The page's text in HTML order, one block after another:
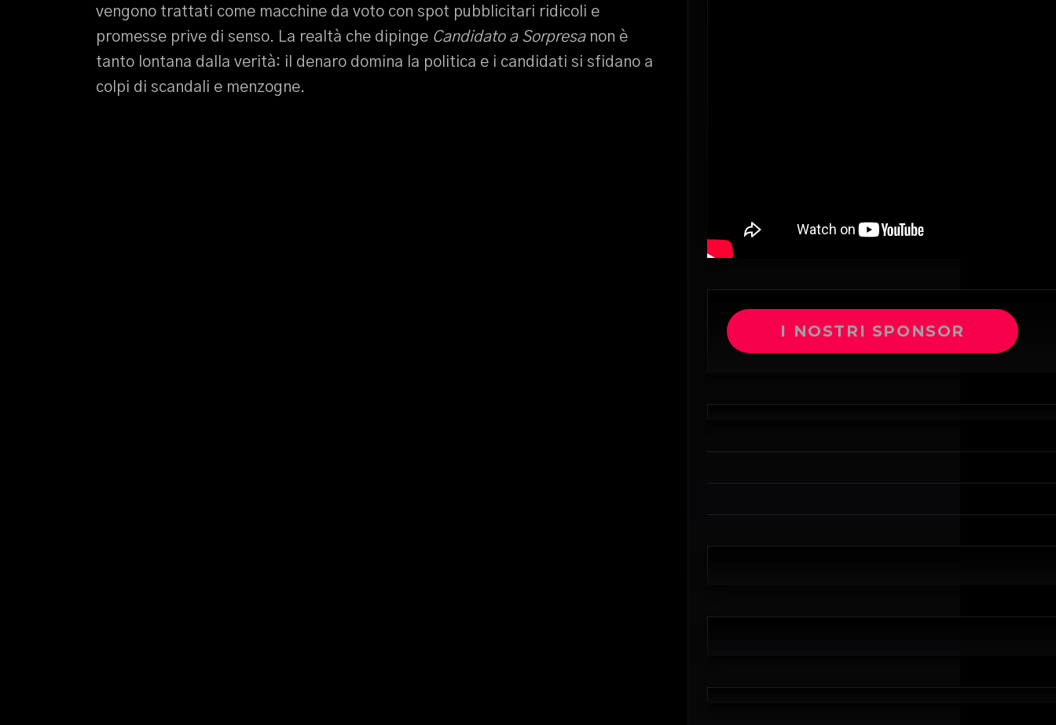
vengono trattati come macchine da voto con spot pubblicitari ridicoli e
promesse prive di senso. La realtà che dipinge Candidato a Sorpresanon è
tanto lontana dalla verità: il denaro domina la politica e i candidati si sfidano a
colpi di scandali e menzogne.
I NOSTRI SPONSOR